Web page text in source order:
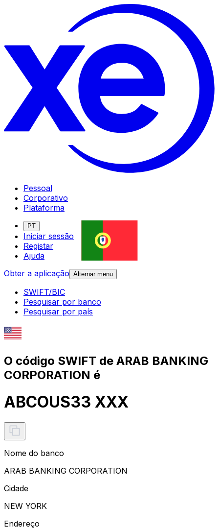
Pessoal
Corporativo
Plataforma
PT
Iniciar sessão
Registar
Ajuda
Obter a aplicação Alternar menu
SWIFT/BIC
Pesquisar por banco
Pesquisar por país
O código SWIFT de ARAB BANKING
CORPORATION é
ABCOUS33 XXX
Nome do banco
ARAB BANKING CORPORATION
Cidade
NEW YORK
Endereço